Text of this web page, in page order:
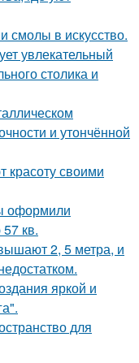
смолы в искусство.
увлекательный
столика и
и утончённой
своими
оформили
кв.
2, 5 метра, и
яркой и
для